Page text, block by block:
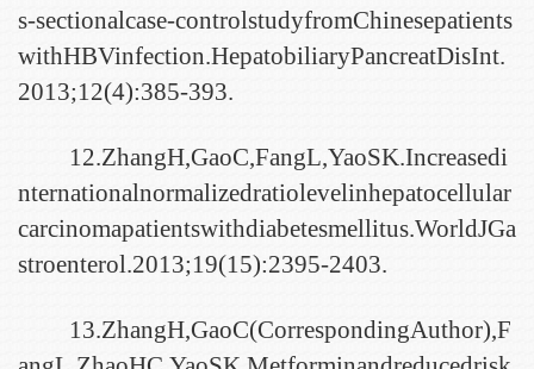
s-sectionalcase-controlstudyfromChinesepatients
withHBVinfection.HepatobiliaryPancreatDisInt.
2013;12(4):385-393.
12.ZhangH,GaoC,FangL,YaoSK.Increasedi
nternationalnormalizedratiolevelinhepatocellular
carcinomapatientswithdiabetesmellitus.WorldJGa
stroenterol.2013;19(15):2395-2403.
13.ZhangH,GaoC(CorrespondingAuthor),F